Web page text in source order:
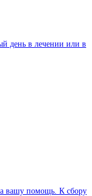
день в лечении или в
вашу помощь. К сбору